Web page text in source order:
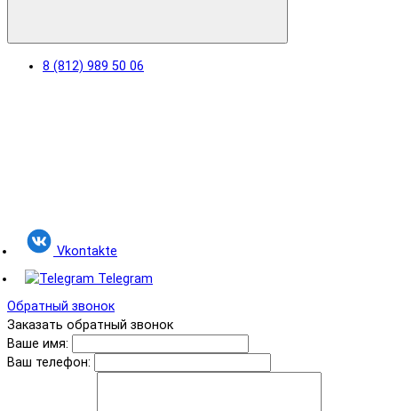
8 (812) 989 50 06
Vkontakte
Telegram
Обратный звонок
Заказать обратный звонок
Ваше имя:
Ваш телефон: